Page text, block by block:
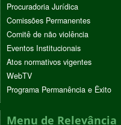
Procuradoria Jurídica
Comissões Permanentes
Comitê de não violência
Eventos Institucionais
Atos normativos vigentes
WebTV
Programa Permanência e Êxito
Menu de Relevância